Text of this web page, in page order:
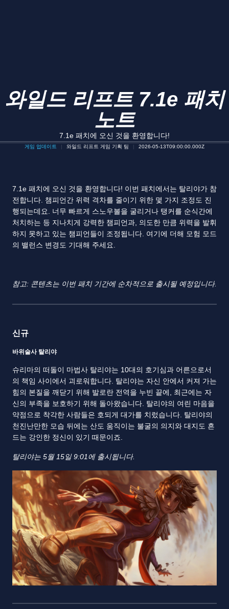
와일드 리프트 7.1e 패치
노트
7.1e 패치에 오신 것을 환영합니다!
게임 업데이트 와일드 리프트 게임 기획 팀 2026-05-13T09:00:00.000Z
7.1e 패치에 오신 것을 환영합니다! 이번 패치에서는 탈리야가 참
전합니다. 챔피언간 위력 격차를 줄이기 위한 몇 가지 조정도 진
행되는데요. 너무 빠르게 스노우볼을 굴리거나 탱커를 순식간에
처치하는 등 지나치게 강력한 챔피언과, 의도한 만큼 위력을 발휘
하지 못하고 있는 챔피언들이 조정됩니다. 여기에 더해 모험 모드
의 밸런스 변경도 기대해 주세요.
참고: 콘텐츠는 이번 패치 기간에 순차적으로 출시될 예정입니다.
신규
바위술사 탈리야
슈리마의 떠돌이 마법사 탈리야는 10대의 호기심과 어른으로서
의 책임 사이에서 괴로워합니다. 탈리야는 자신 안에서 커져 가는
힘의 본질을 깨닫기 위해 발로란 전역을 누빈 끝에, 최근에는 자
신의 부족을 보호하기 위해 돌아왔습니다. 탈리야의 여린 마음을
약점으로 착각한 사람들은 호되게 대가를 치렀습니다. 탈리야의
천진난만한 모습 뒤에는 산도 움직이는 불굴의 의지와 대지도 흔
드는 강인한 정신이 있기 때문이죠.
탈리야는 5월 15일 9:01에 출시됩니다.